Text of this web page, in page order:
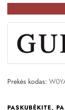
Prekės kodas:
PASKUBĖKITE,